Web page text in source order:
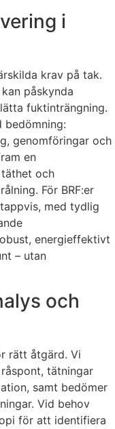
i
krav på tak.
påskynda
fuktinträngning.
bedömning:
genomföringar och
en
och
För BRF:er
med tydlig
energieffektivt
– utan
och
rätt åtgärd. Vi
tätningar
samt bedömer
Vid behov
för att identifiera